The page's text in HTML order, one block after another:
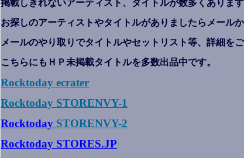
掲載しきれないアーティスト、タイトルが数多くあります
お探しのアーティストやタイトルがありましたらメール
メールのやり取りでタイトルやセットリスト等、詳細を
こちらにもＨＰ未掲載タイトルを多数出品中です。
Rocktoday ecrater
Rocktoday STORENVY-1
Rocktoday STORENVY-2
Rocktoday STORES.JP